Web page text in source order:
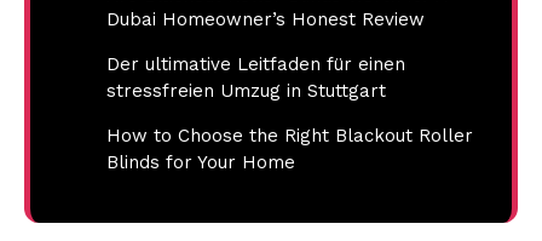
Dubai Homeowner’s Honest Review
Der ultimative Leitfaden für einen
stressfreien Umzug in Stuttgart
How to Choose the Right Blackout Roller
Blinds for Your Home